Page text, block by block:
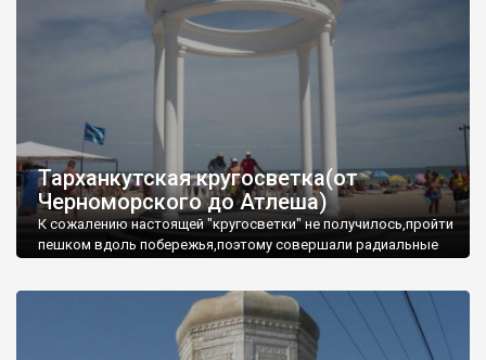
Тарханкутская кругосветка(от
Черноморского до Атлеша)
К сожалению настоящей "кругосветки" не получилось,пройти
пешком вдоль побережья,поэтому совершали радиальные